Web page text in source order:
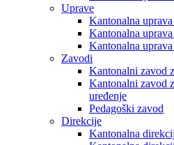
Uprave
Kantonalna
Kantonalna
Kantonalna
Zavodi
Kantonalni zavod
Kantonalni zavod
uređenje
Pedagoški zavod
Direkcije
Kantonalna